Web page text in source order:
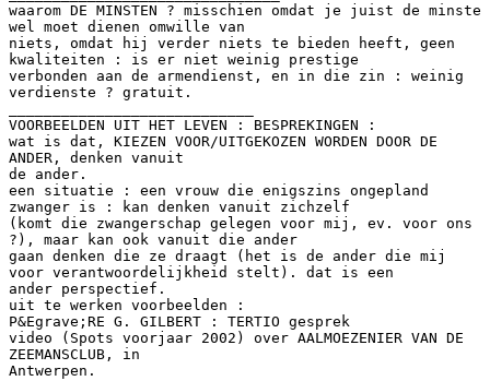
waarom DE MINSTEN ? misschien omdat je juist de minste
wel moet dienen omwille van
niets, omdat hij verder niets te bieden heeft, geen
kwaliteiten : is er niet weinig prestige
verbonden aan de armendienst, en in die zin : weinig
verdienste ? gratuit.
VOORBEELDEN UIT HET LEVEN : BESPREKINGEN :
wat is dat, KIEZEN VOOR/UITGEKOZEN WORDEN DOOR DE
ANDER, denken vanuit
de ander.
een situatie : een vrouw die enigszins ongepland
zwanger is : kan denken vanuit zichzelf
(komt die zwangerschap gelegen voor mij, ev. voor ons
?), maar kan ook vanuit die ander
gaan denken die ze draagt (het is de ander die mij
voor verantwoordelijkheid stelt). dat is een
ander perspectief.
uit te werken voorbeelden :
P&Egrave;RE G. GILBERT : TERTIO gesprek
video (Spots voorjaar 2002) over AALMOEZENIER VAN DE
ZEEMANSCLUB, in
Antwerpen.